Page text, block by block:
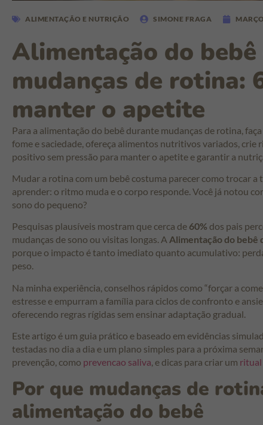
ALIMENTAÇÃO E NUTRIÇÃO SIMONE FRAGA
Alimentação do
mudanças de rotina:
manter o apetite
Para a alimentação do bebê durante mudanças de rotina,
fome e saciedade, ofereça alimentos nutritivos variados, crie
positivo sem pressão para manter o apetite e garantir a
Mudar a rotina com um bebê costuma parecer como trocar a
aprender: o ritmo muda e o corpo responde. Você já notou
sono do pequeno?
Pesquisas plausíveis mostram que cerca de 60% dos pais
mudanças de sono ou visitas longas. A Alimentação do bebê
porque o impacto é tanto imediato quanto acumulativo:
peso.
Na minha experiência, conselhos rápidos como “forçar a
estresse e empurram a família para ciclos de confronto e
oferecendo regras rígidas sem ensinar adaptação gradual.
Este artigo é um guia prático e baseado em evidências
testadas no dia a dia e um plano simples para a próxima
prevenção, como prevencao saliva, e dicas para criar um ritual
Por que mudanças de
alimentação do bebê